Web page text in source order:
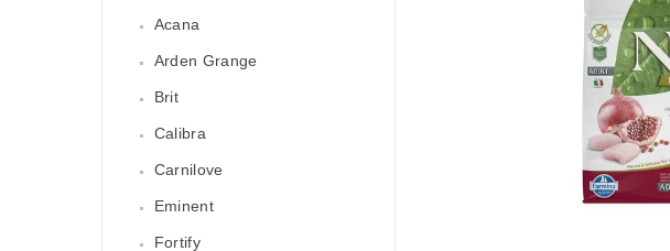
Acana
Arden Grange
Brit
Calibra
Carnilove
Eminent
Fortify